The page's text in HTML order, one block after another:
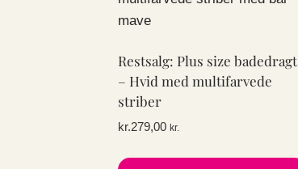
vælges
på
Restsalg: Plus size badedragt
– Hvid med multifarvede
striber
kr.279,00 kr.